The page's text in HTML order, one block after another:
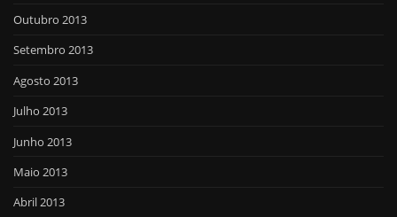
Outubro 2013
Setembro 2013
Agosto 2013
Julho 2013
Junho 2013
Maio 2013
Abril 2013